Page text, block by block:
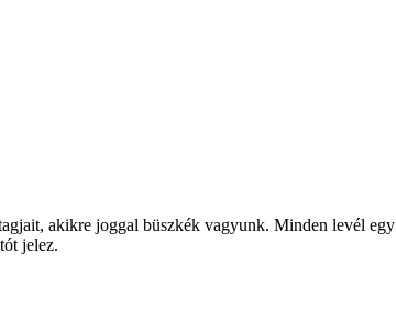
akikre joggal büszkék vagyunk. Minden levél egy
jelez.